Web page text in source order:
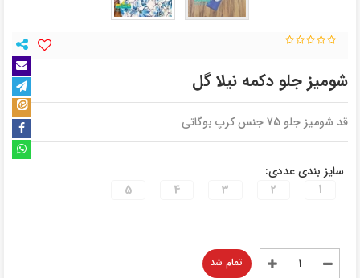
شومیز جلو دکمه نیلا گل
قد شومیز جلو 75 جنس کرپ بوگاتی
سایز بندی عددی:
1
2
3
4
5
تمام شد